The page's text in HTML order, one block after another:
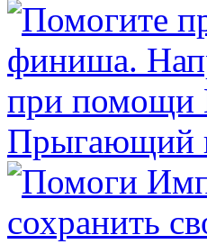
Прыгающий